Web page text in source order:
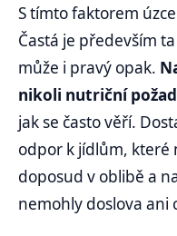
S tímto faktorem
Častá je především
může i pravý opak.
nikoli nutriční
jak se často věří.
odpor k jídlům, které
doposud v oblibě a
nemohly doslova ani